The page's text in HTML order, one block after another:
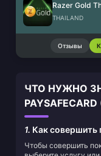
THAILAND
Отзывы
ЧТО НУЖНО
PAYSAFECARD
1. Как совершить
Чтобы совершить